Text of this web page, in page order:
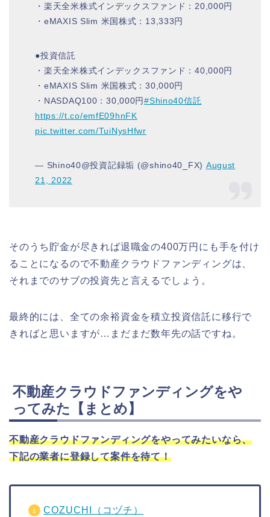
・楽天全米株式インデックスファンド：20,000円
・eMAXIS Slim 米国株式：13,333円
●投資信託
・楽天全米株式インデックスファンド：40,000円
・eMAXIS Slim 米国株式：30,000円
・NASDAQ100：30,000円#Shino40信託
https://t.co/emfE09hnFK
pic.twitter.com/TuiNysHfwr
— Shino40@投資記録垢 (@shino40_FX) August
21, 2022
そのうち貯金が尽きれば退職金の400万円にも手を付け
ることになるので不動産クラウドファンディングは、
それまでのサブの投資先と言えるでしょう。
最終的には、全ての余裕資金を積立投資信託に移行で
きればと思いますが…まだまだ数年先の話ですね。
不動産クラウドファンディングをや
ってみた【まとめ】
不動産クラウドファンディングをやってみたいなら、
下記の業者に登録して案件を待て！
COZUCHI（コヅチ）